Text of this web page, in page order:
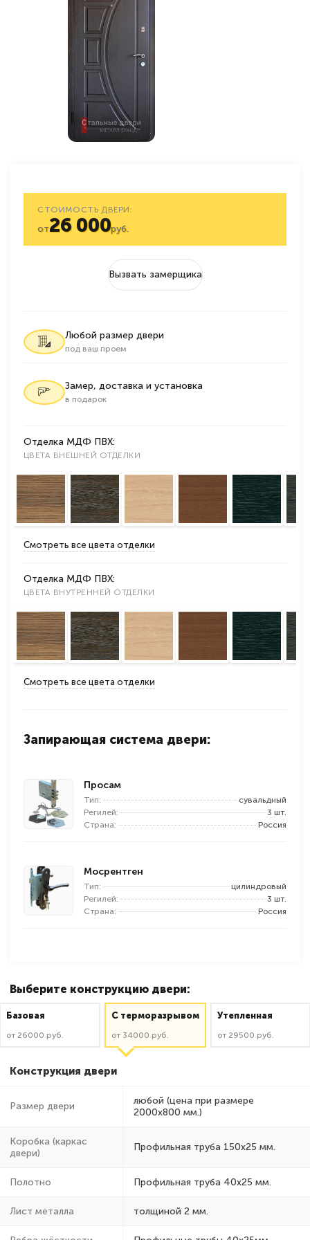
СТОИМОСТЬ ДВЕРИ:
от26 000руб.
Вызвать замерщика
Любой размер двери
под ваш проем
Замер, доставка и установка
в подарок
Отделка МДФ ПВХ:
ЦВЕТА ВНЕШНЕЙ ОТДЕЛКИ
Смотреть все цвета отделки
Отделка МДФ ПВХ:
ЦВЕТА ВНУТРЕННЕЙ ОТДЕЛКИ
Смотреть все цвета отделки
Запирающая система двери:
Просам
Тип:
сувальдный
Регилей:
3 шт.
Страна:
Россия
Мосрентген
Тип:
цилиндровый
Регилей:
3 шт.
Страна:
Россия
Выберите конструкцию двери:
Базовая
от 26000 руб.
C терморазрывом
от 34000 руб.
Утепленная
от 29500 руб.
Конструкция двери
Размер двери
любой (цена при размере
2000x800 мм.)
Коробка (каркас
двери)
Профильная труба 150х25 мм.
Полотно Профильная труба 40х25 мм.
Лист металла толщиной 2 мм.